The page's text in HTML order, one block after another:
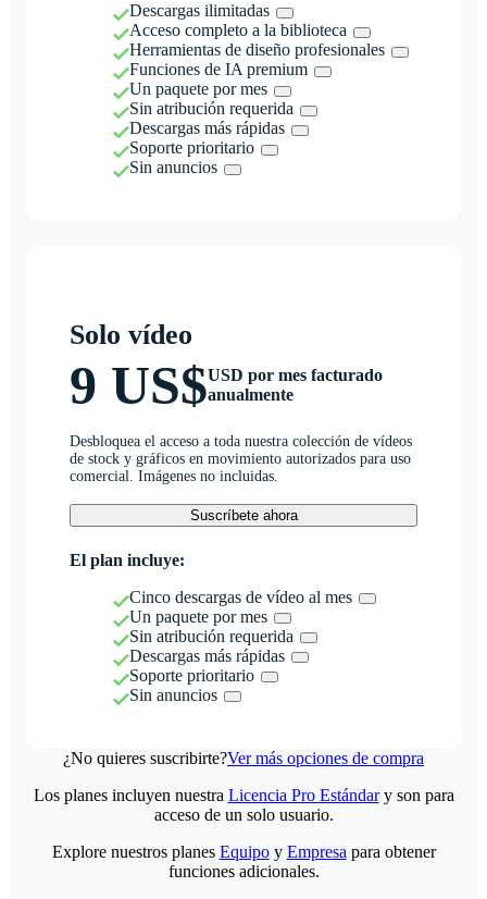
Descargas ilimitadas
Acceso completo a la biblioteca
Herramientas de diseño profesionales
Funciones de IA premium
Un paquete por mes
Sin atribución requerida
Descargas más rápidas
Soporte prioritario
Sin anuncios
Solo vídeo
9 US$USD por mes facturado
anualmente
Desbloquea el acceso a toda nuestra colección de vídeos
de stock y gráficos en movimiento autorizados para uso
comercial. Imágenes no incluidas.
Suscríbete ahora
El plan incluye:
Cinco descargas de vídeo al mes
Un paquete por mes
Sin atribución requerida
Descargas más rápidas
Soporte prioritario
Sin anuncios
¿No quieres suscribirte?Ver más opciones de compra
Los planes incluyen nuestra Licencia Pro Estándary son para
acceso de un solo usuario.
Explore nuestros planes Equipoy Empresa para obtener
funciones adicionales.